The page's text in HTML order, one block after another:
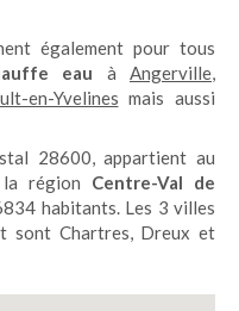
également pour tous
eau àAngerville,
en-Yvelines mais aussi
28600, appartient au
région Centre-Val de
habitants. Les 3 villes
sont Chartres, Dreux et